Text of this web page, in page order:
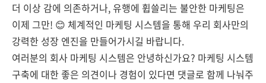
더 이상 감에 의존하거나, 유행에 휩쓸리는 불안한 마케팅은
이제 그만! 😊 체계적인 마케팅 시스템을 통해 우리 회사만의
강력한 성장 엔진을 만들어가시길 바랍니다.
여러분의 회사 마케팅 시스템은 안녕하신가요? 마케팅 시스템
구축에 대한 좋은 의견이나 경험이 있다면 댓글로 함께 나눠주